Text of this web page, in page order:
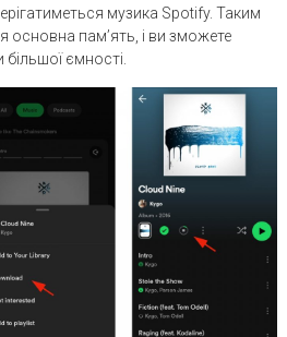
музика Spotify. Таким
основна пам’ять, і ви зможете
ємності.